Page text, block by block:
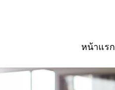
หน้าแรก